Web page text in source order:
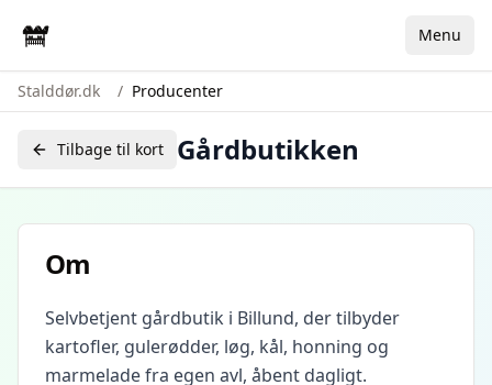
Menu
Stalddør.dk / Producenter
Tilbage til kort Gårdbutikken
Om
Selvbetjent gårdbutik i Billund, der tilbyder
kartofler, gulerødder, løg, kål, honning og
marmelade fra egen avl, åbent dagligt.